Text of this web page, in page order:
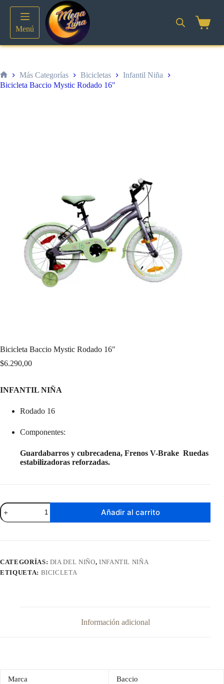
contenido
Menú
Inicio
Más Categorías Bicicletas
Infantil Niña
Bicicleta Baccio Mystic Rodado 16″
Bicicleta Baccio Mystic Rodado 16″
$6.290,00
INFANTIL NIÑA
Rodado 16
Componentes:
Guardabarros y cubrecadena, Frenos V-Brake Ruedas
estabilizadoras reforzadas.
Bicicleta
Baccio
Mystic
Añadir al carrito
CATEGORÍAS: DIA DEL NIÑO, INFANTIL NIÑA
ETIQUETA: BICICLETA
Información adicional
Marca Baccio